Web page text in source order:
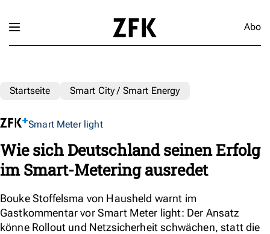
Abo
Startseite Smart City / Smart Energy
Smart Meter light
Wie sich Deutschland seinen Erfolg
im Smart-Metering ausredet
Bouke Stoffelsma von Hausheld warnt im
Gastkommentar vor Smart Meter light: Der Ansatz
könne Rollout und Netzsicherheit schwächen, statt die